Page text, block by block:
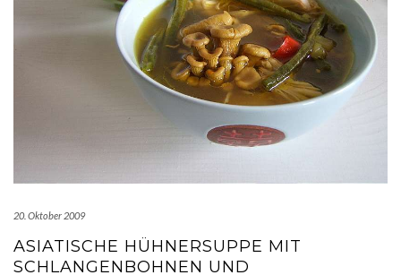
20. Oktober 2009
ASIATISCHE HÜHNERSUPPE MIT
SCHLANGENBOHNEN UND